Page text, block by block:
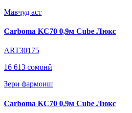
Мавҷуд аст
Carboma KC70 0,9м Cube Люкс
ART30175
16 613 сомонӣ
Зери фармоиш
Carboma KC70 0,9м Cube Люкс